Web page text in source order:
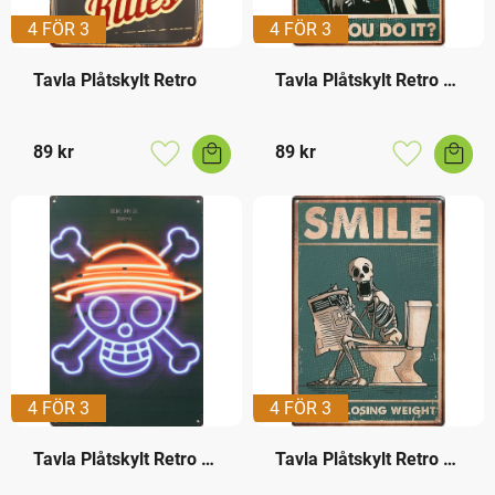
4 FÖR 3
Tavla Plåtskylt Retro
89 kr
Lägg till i favoriter
4 FÖR 3
Tavla Plåtskylt Retro
89 kr
Lägg till i
4 FÖR 3
Tavla Plåtskylt Retro
4 FÖR 3
Tavla Plåtskylt Retro